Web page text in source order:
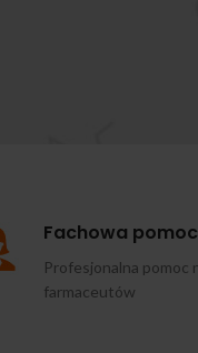
Fachowa pomoc
Profesjonalna pomoc
farmaceutów